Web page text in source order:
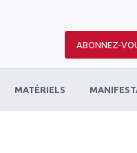
ABONNEZ-
MATÉRIELS